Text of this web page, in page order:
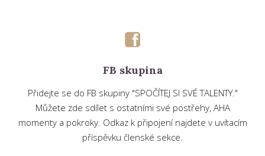
FB skupina
Přidejte se do FB skupiny "SPOČÍTEJ SI SVÉ TALENTY."
Můžete zde sdílet s ostatními své postřehy, AHA
momenty a pokroky. Odkaz k připojení najdete v uvítacím
příspěvku členské sekce.